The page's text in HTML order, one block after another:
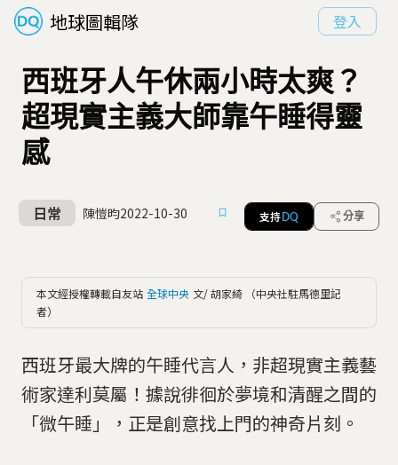
地球圖輯隊 登入
西班牙人午休兩小時太爽？
超現實主義大師靠午睡得靈
感
日常 陳愷昀2022-10-30 支持 DQ 分享
本文經授權轉載自友站 全球中央 文/ 胡家綺 （中央社駐馬德里記
者）
西班牙最大牌的午睡代言人，非超現實主義藝
術家達利莫屬！據說徘徊於夢境和清醒之間的
「微午睡」，正是創意找上門的神奇片刻。